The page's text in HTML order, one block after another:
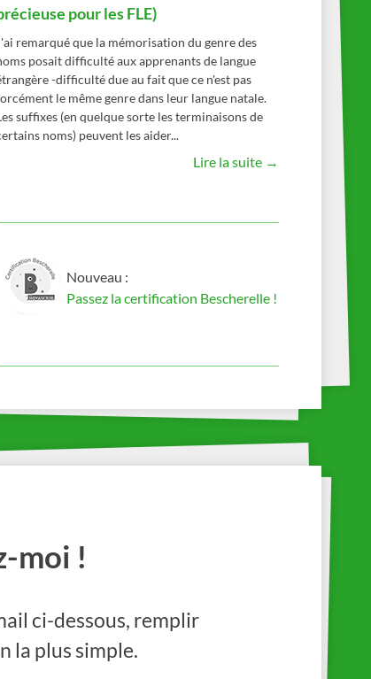
pour les FLE)
remarqué que la mémorisation du genre des
posait difficulté aux apprenants de langue
-difficulté due au fait que ce n'est pas
le même genre dans leur langue natale.
suffixes (en quelque sorte les terminaisons de
noms) peuvent les aider...
Lire la suite →
Nouveau :
Passez la certification Bescherelle !
moi !
ci-dessous, remplir
la plus simple.